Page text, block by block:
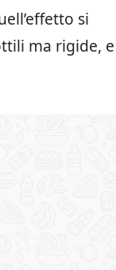
si
ma rigide, e